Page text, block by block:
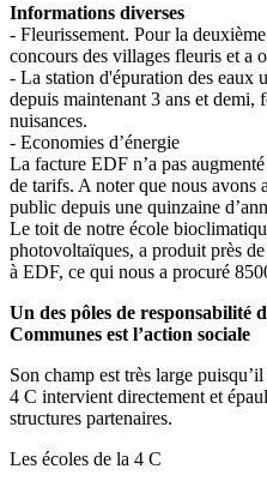
Informations diverses
- Fleurissement. Pour la
concours des villages fleuris et a
- La station d'épuration des eaux
depuis maintenant 3 ans et demi,
nuisances.
- Economies d’énergie
La facture EDF n’a pas
de tarifs. A noter que nous avons
public depuis une quinzaine
Le toit de notre école
photovoltaïques, a produit près
à EDF, ce qui nous a procuré
Un des pôles de responsabilité
Communes est l’action sociale
Son champ est très large
4 C intervient directement et
structures partenaires.
Les écoles de la 4 C